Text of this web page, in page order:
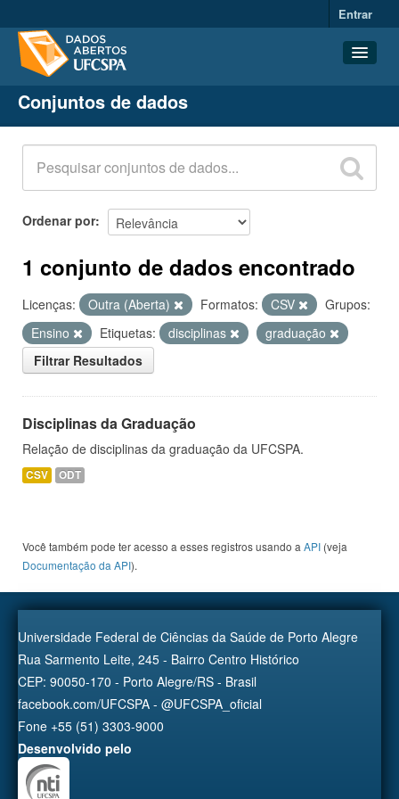
Entrar
Conjuntos de dados
Organizações
Grupos
Sobre
Conjuntos de dados
Ordenar por
1 conjunto de dados encontrado
Licenças: Outra (Aberta) Formatos: CSV
Grupos:
Ensino
Etiquetas: disciplinas
graduação
Filtrar Resultados
Disciplinas da Graduação
Relação de disciplinas da graduação da UFCSPA.
CSV ODT
Você também pode ter acesso a esses registros usando a API (veja
Documentação da API).
Universidade Federal de Ciências da Saúde de Porto Alegre
Rua Sarmento Leite, 245 - Bairro Centro Histórico
CEP: 90050-170 - Porto Alegre/RS - Brasil
facebook.com/UFCSPA - @UFCSPA_oficial
Fone +55 (51) 3303-9000
Desenvolvido pelo